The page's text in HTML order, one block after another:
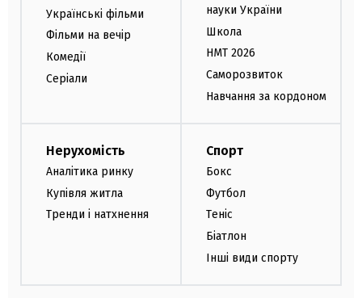
Українські фільми
Фільми на вечір
Комедії
Серіали
науки України
Школа
НМТ 2026
Саморозвиток
Навчання за кордоном
Нерухомість
Аналітика ринку
Купівля житла
Тренди і натхнення
Спорт
Бокс
Футбол
Теніс
Біатлон
Інші види спорту